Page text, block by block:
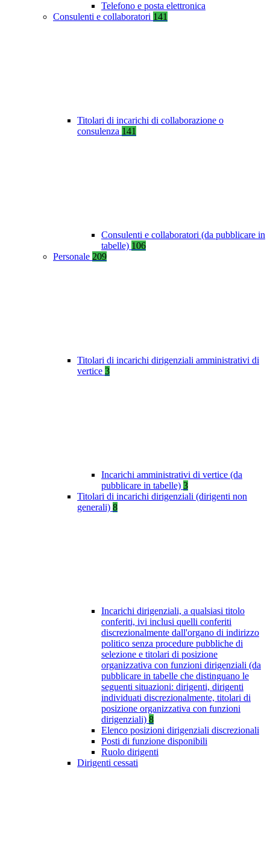
Telefono e posta elettronica
Consulenti e collaboratori 141
Titolari di incarichi di collaborazione o
consulenza 141
Consulenti e collaboratori (da pubblicare in
tabelle) 106
Personale 209
Titolari di incarichi dirigenziali amministrativi di
vertice 3
Incarichi amministrativi di vertice (da
pubblicare in tabelle) 3
Titolari di incarichi dirigenziali (dirigenti non
generali) 8
Incarichi dirigenziali, a qualsiasi titolo
conferiti, ivi inclusi quelli conferiti
discrezionalmente dall'organo di indirizzo
politico senza procedure pubbliche di
selezione e titolari di posizione
organizzativa con funzioni dirigenziali (da
pubblicare in tabelle che distinguano le
seguenti situazioni: dirigenti, dirigenti
individuati discrezionalmente, titolari di
posizione organizzativa con funzioni
dirigenziali) 8
Elenco posizioni dirigenziali discrezionali
Posti di funzione disponibili
Ruolo dirigenti
Dirigenti cessati